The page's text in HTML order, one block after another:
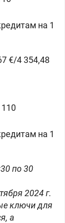
на 1
€/4 354,48
на 1
по 30
2024 г.
ключи для
а